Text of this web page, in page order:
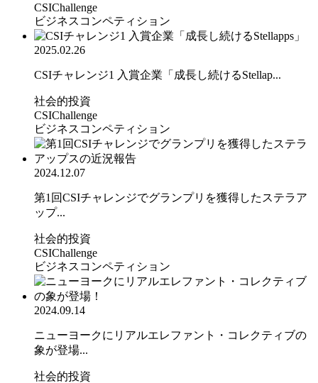
CSIChallenge
ビジネスコンペティション
2025.02.26
CSIチャレンジ1 入賞企業「成長し続けるStellap...
社会的投資
CSIChallenge
ビジネスコンペティション
2024.12.07
第1回CSIチャレンジでグランプリを獲得したステラア
ップ...
社会的投資
CSIChallenge
ビジネスコンペティション
2024.09.14
ニューヨークにリアルエレファント・コレクティブの
象が登場...
社会的投資